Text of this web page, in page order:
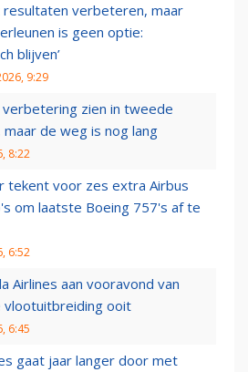
resultaten verbeteren, maar
is geen optie:
blijven’
9:29
verbetering zien in tweede
maar de weg is nog lang
8:22
tekent voor zes extra Airbus
om laatste Boeing 757's af te
6:52
Airlines aan vooravond van
ooit
6:45
gaat jaar langer door met